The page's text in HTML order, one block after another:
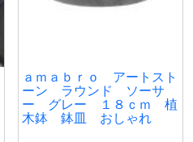
ａｍａｂｒｏ アートスト
ーン ラウンド ソーサ
ー グレー １８ｃｍ 植
木鉢 鉢皿 おしゃれ